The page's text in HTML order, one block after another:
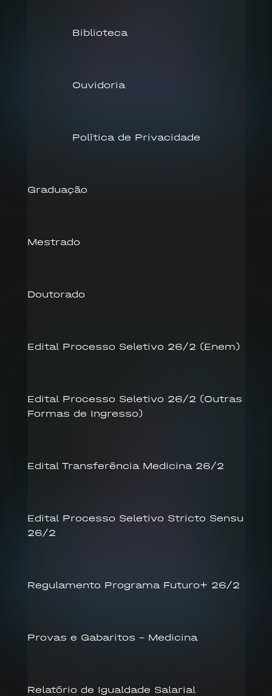
Biblioteca
Ouvidoria
Política de Privacidade
Graduação
Mestrado
Doutorado
Edital Processo Seletivo 26/2 (Enem)
Edital Processo Seletivo 26/2 (Outras
Formas de Ingresso)
Edital Transferência Medicina 26/2
Edital Processo Seletivo Stricto Sensu
26/2
Regulamento Programa Futuro+ 26/2
Provas e Gabaritos – Medicina
Relatório de Igualdade Salarial